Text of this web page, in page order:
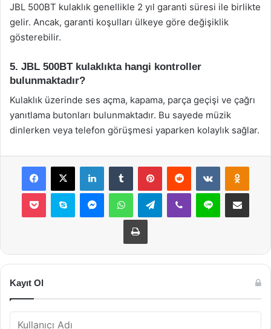
JBL 500BT kulaklık genellikle 2 yıl garanti süresi ile birlikte
gelir. Ancak, garanti koşulları ülkeye göre değişiklik
gösterebilir.
5. JBL 500BT kulaklıkta hangi kontroller
bulunmaktadır?
Kulaklık üzerinde ses açma, kapama, parça geçişi ve çağrı
yanıtlama butonları bulunmaktadır. Bu sayede müzik
dinlerken veya telefon görüşmesi yaparken kolaylık sağlar.
Facebook
X LinkedInTumblr PinterestReddit VKontakte
Pocket Skype MessengerWhatsAppTelegramViber Line E-Posta ile
Yazdır
Kayıt Ol